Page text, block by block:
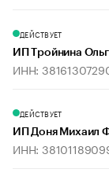
ДЕЙСТВУЕТ
ИП Тройнина
ИНН:
ДЕЙСТВУЕТ
ИП Доня Михаил
ИНН: